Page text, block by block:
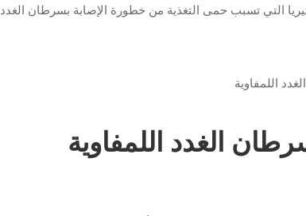
التي تسبب حمى التغذية من خطورة الإصابة بسرطان الغدد
الغدد اللمفاوية